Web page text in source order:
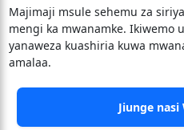
Majimaji msule sehemu za
mengi ka mwanamke. Ikiwemo
yanaweza kuashiria kuwa
amalaa.
Jiunge